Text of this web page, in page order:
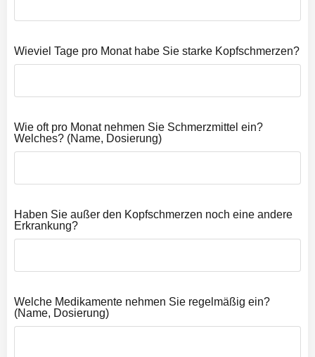
Wieviel Tage pro Monat habe Sie starke Kopfschmerzen?
Wie oft pro Monat nehmen Sie Schmerzmittel ein?
Welches? (Name, Dosierung)
Haben Sie außer den Kopfschmerzen noch eine andere
Erkrankung?
Welche Medikamente nehmen Sie regelmäßig ein?
(Name, Dosierung)